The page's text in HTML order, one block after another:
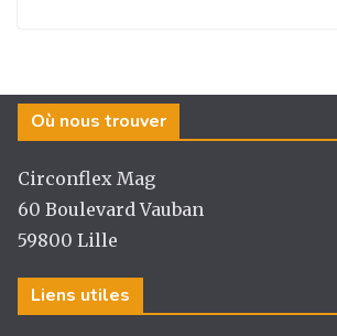
Où nous trouver
Circonflex Mag
60 Boulevard Vauban
59800 Lille
Liens utiles